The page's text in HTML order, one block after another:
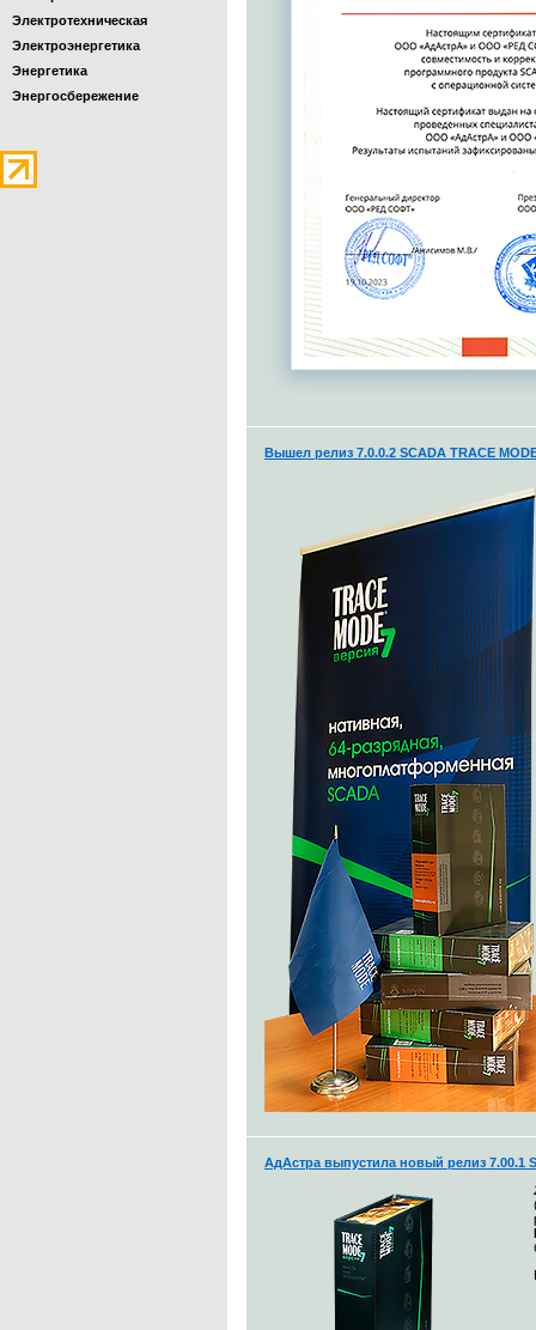
Электротехническая
Электроэнергетика
Энергетика
Энергосбережение
Вышел релиз 7.0.0.2 SCADA TRACE
АдАстра выпустила новый релиз 7.00.1